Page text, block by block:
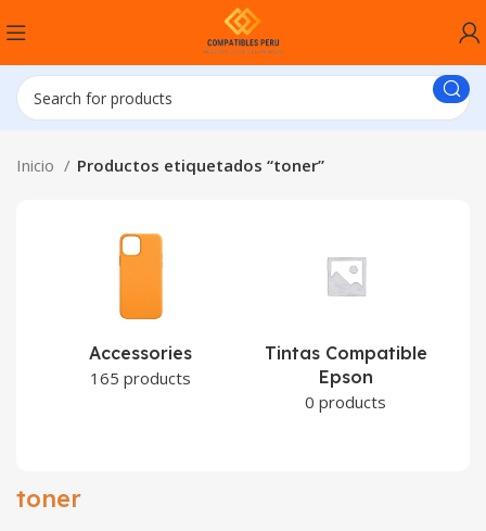
Inicio Productos etiquetados “toner”
Accessories
165 products
Tintas Compatible
Epson
0 products
toner